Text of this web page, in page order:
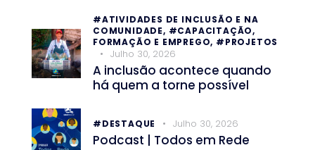
#ATIVIDADES DE INCLUSÃO E NA
COMUNIDADE, #CAPACITAÇÃO,
FORMAÇÃO E EMPREGO, #PROJETOS
Julho 30, 2026
A inclusão acontece quando
há quem a torne possível
#DESTAQUE Julho 30, 2026
Podcast | Todos em Rede